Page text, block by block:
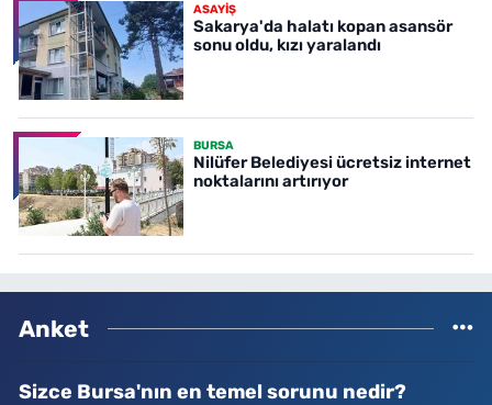
ASAYİŞ
Sakarya'da halatı kopan asansör
sonu oldu, kızı yaralandı
BURSA
Nilüfer Belediyesi ücretsiz internet
noktalarını artırıyor
Anket
Sizce Bursa'nın en temel sorunu nedir?